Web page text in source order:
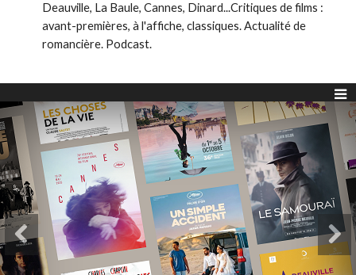
Deauville, La Baule, Cannes, Dinard...Critiques de films :
avant-premières, à l'affiche, classiques. Actualité de
romancière. Podcast.